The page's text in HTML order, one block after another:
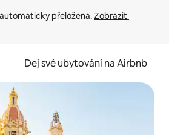
přeložena. Zobrazit
Dej své ubytování na Airbnb